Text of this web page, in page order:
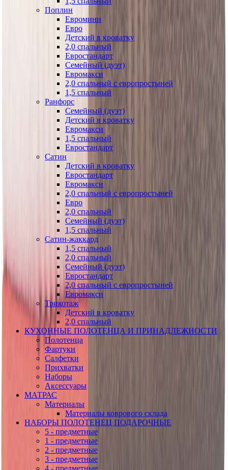
Поплин
Евромини
Евро
Детский в кроватку
2,0 спальный
Евростандарт
Семейный (дуэт)
Евромакси
2,0 спальный с европростыней
1,5 спальный
Ранфорс
Семейный (дуэт)
Детский в кроватку
Евромакси
1,5 спальный
Евростандарт
Сатин
Детский в кроватку
Евростандарт
Евромакси
2,0 спальный с европростыней
Евро
2,0 спальный
Семейный (дуэт)
1,5 спальный
Сатин-жаккард
1,5 спальный
2,0 спальный
Семейный (дуэт)
Евростандарт
2,0 спальный с европростыней
Евромакси
Трикотаж
Детский в кроватку
2,0 спальный
КУХОННЫЕ ПОЛОТЕНЦА И ПРИНАДЛЕЖНОСТИ
Полотенца
Фартуки
Салфетки
Прихватки
Наборы
Аксессуары
МАТРАС
Материалы
Материалы коврового склада
НАБОРЫ ПОЛОТЕНЕЦ ПОДАРОЧНЫЕ
5 - предметные
1 - предметные
2 - предметные
3 - предметные
4 - предметные